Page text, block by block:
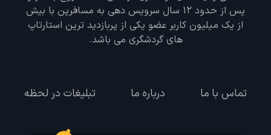
پس از حدود 12 سال سرویس دهی به مسافرین با بیش
از یک میلیون کاربر عضو یکی از پربازدید ترین استارتاپ
های گردشگری می باشد.
تماس با ما درباره ما تبلیغات در لحظه